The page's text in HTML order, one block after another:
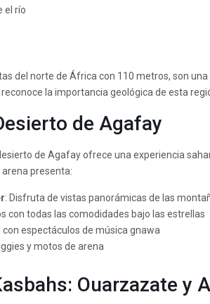
el río
del norte de África con 110 metros, son
reconoce la importancia geológica de esta
de Agafay
de Agafay ofrece una experiencia
arena presenta:
: Disfruta de vistas panorámicas de las
con todas las comodidades bajo las estrellas
con espectáculos de música gnawa
y motos de arena
Ouarzazate y